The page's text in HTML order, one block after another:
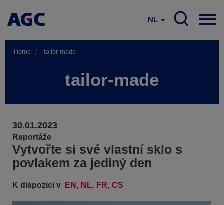
NL
Home tailor-made
tailor-made
30.01.2023
Reportáže
Vytvořte si své vlastní sklo s
povlakem za jediný den
K dispozici v EN NL FR CS